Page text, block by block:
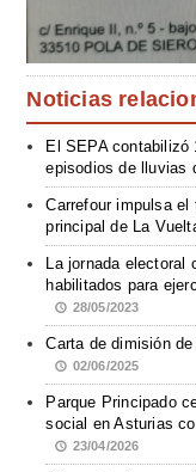
Noticias
El SEPA contabilizó
episodios de lluvias
Carrefour impulsa el
principal de La
La jornada electoral
habilitados para
28/05/2023
Carta de dimisión
02/06/2025
Parque Principado
social en Asturias
23/04/2026